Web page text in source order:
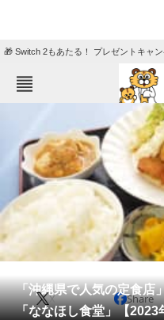
🎁 Switch 2もあたる！ プレゼントキャン
エンタメ
グルメ
動物
会員記事
「沖縄県で人気の定食
「ななほし食堂」【2023
X Share